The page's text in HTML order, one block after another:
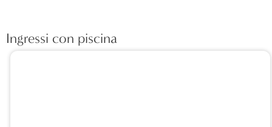
Ingressi con piscina